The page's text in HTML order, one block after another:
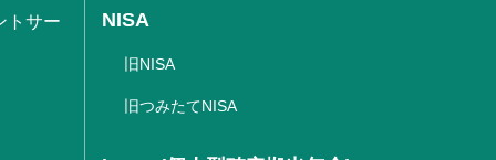
トサー
NISA
旧NISA
旧つみたてNISA